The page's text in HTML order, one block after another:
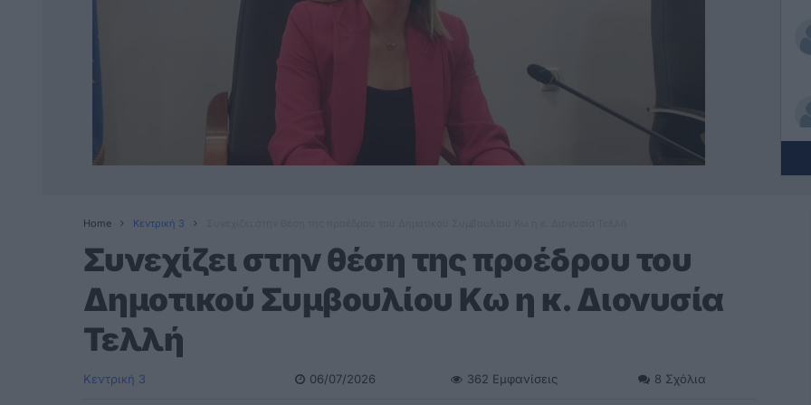
Home Κεντρική 3
Συνεχίζει στην θέση της προέδρου του
Δημοτικού Συμβουλίου Κω η κ. Διονυσία
Τελλή
Κεντρική 3 06/07/2026 362 Εμφανίσεις 8 Σχόλια